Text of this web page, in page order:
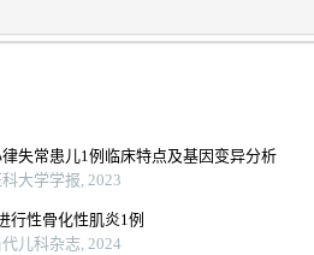
失常患儿1例临床特点及基因变异分析
大学学报, 2023
行性骨化性肌炎1例
儿科杂志, 2024